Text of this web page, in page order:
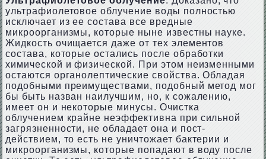
ультрафиолетовое облучение воды полностью
исключает из ее состава все вредные
микроорганизмы, которые ныне известны науке.
Жидкость очищается даже от тех элементов
состава, которые остались после обработки
химической и физической. При этом неизменными
остаются органолептические свойства. Обладая
подобными преимуществами, подобный метод мог
бы быть назван наилучшим, но, к сожалению,
имеет он и некоторые минусы. Очистка
облучением крайне неэффективна при сильной
загрязненности, не обладает она и пост-
действием, то есть не уничтожает бактерии и
микроорганизмы, которые попадают в воду после